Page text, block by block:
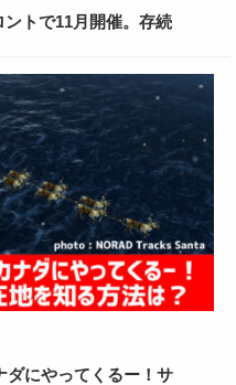
トで11月開催。存続
ダにやってくるー！サ